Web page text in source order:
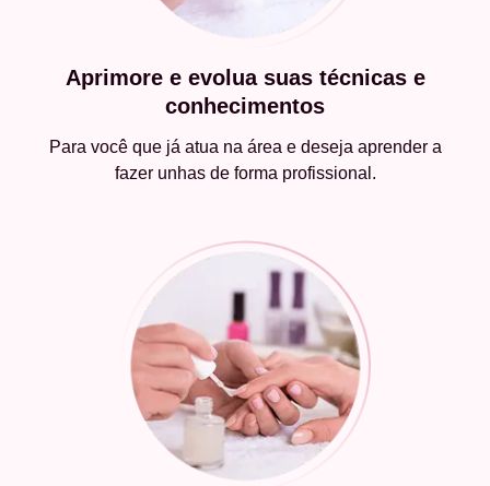
Aprimore e evolua suas técnicas e
conhecimentos
Para você que já atua na área e deseja aprender a
fazer unhas de forma profissional.